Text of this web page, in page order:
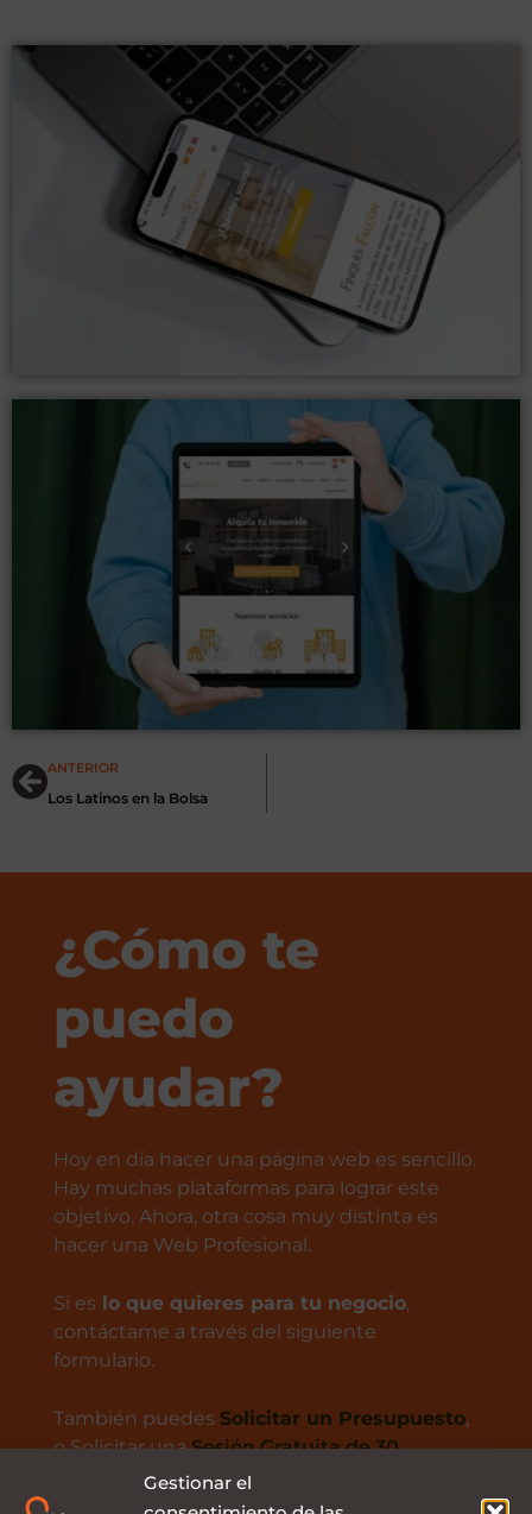
Gestionar el
AntANTERIOR
Los Latinos en la Bolsa
¿Cómo te
puedo
ayudar?
Hoy en día hacer una página web es sencillo.
Hay muchas plataformas para lograr este
objetivo. Ahora, otra cosa muy distinta es
hacer una Web Profesional.
Si es lo que quieres para tu negocio,
contáctame a través del siguiente
formulario.
También puedes Solicitar un Presupuesto,
o Solicitar unaSesión Gratuita de 30
conmigo.